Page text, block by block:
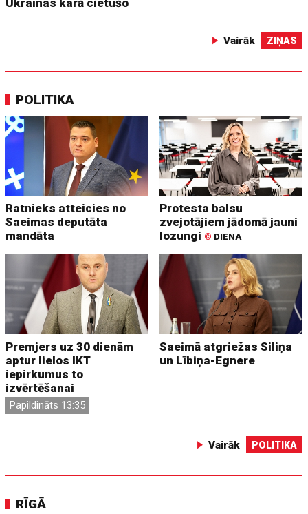
Vairāk ZIŅAS
POLITIKA
Ratnieks atteicies no
Saeimas deputāta
mandāta
Protesta balsu
zvejotājiem jādomā jauni
lozungi © DIENA
Premjers uz 30 dienām
aptur lielos IKT
iepirkumus to
izvērtēšanai
Papildināts 13:35
Saeimā atgriežas Siliņa
un Lībiņa-Egnere
Vairāk POLITIKA
RĪGĀ